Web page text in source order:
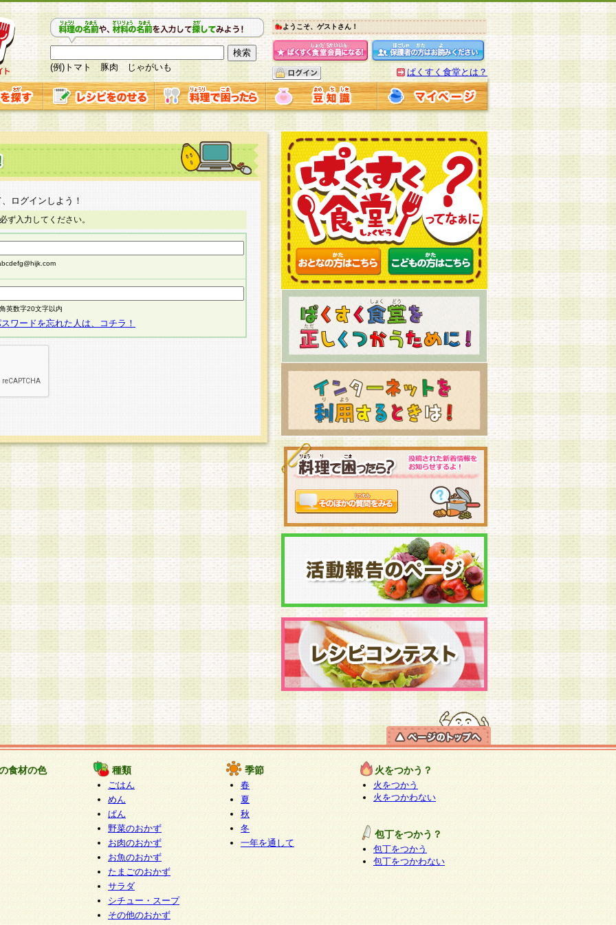
(例)トマト 豚肉 じゃがいも
ようこそ、ゲストさん！
ぱくすく食堂とは？
ログインしよう！
ず入力してください。
英数字20文字以内
ワードを忘れた人は、コチラ！
食材の色 種類
ごはん
めん
ぱん
野菜のおかず
お肉のおかず
お魚のおかず
たまごのおかず
サラダ
シチュー・スープ
その他のおかず
季節
春
夏
秋
冬
一年を通して
火をつかう？
火をつかう
火をつかわない
包丁をつかう？
包丁をつかう
包丁をつかわない